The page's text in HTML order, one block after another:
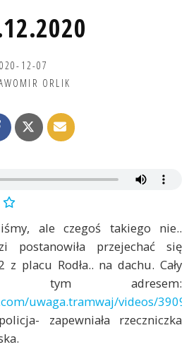
12-07
ORLIK
ale czegoś takiego nie..
postanowiła przejechać się
placu Rodła.. na dachu. Cały
tym adresem:
uwaga.tramwaj/videos/
zapewniała rzeczniczka